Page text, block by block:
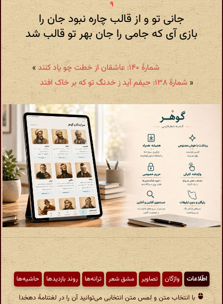
جانی تو و از قالب چاره نبود جان را
بازی آی که جامی را جان بهر تو قالب شد
شمارهٔ ۱۴۰: عاشقان از خطت چو یاد کنند
»
« شمارهٔ ۱۳۸: حیفم آید ز خدنگ تو که بر خاک افتد
اطّلاعات واژگان تصاویر مشق شعر ترانه‌ها روند بازدیدها حاشیه‌ها
با انتخاب متن و لمس متن انتخابی می‌توانید آن را در لغتنامهٔ دهخدا